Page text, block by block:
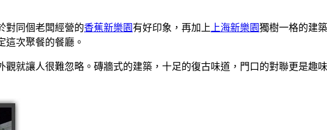
對同個老闆經營的香蕉新樂園 有好印象，再加上 上海新樂園獨樹一格的建
這次聚餐的餐廳。
觀就讓人很難忽略。磚牆式的建築，十足的復古味道，門口的對聯更是趣